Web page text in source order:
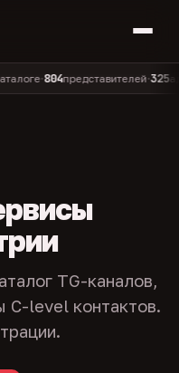
•804представителей•325
TG-каналов,
C-level контактов.